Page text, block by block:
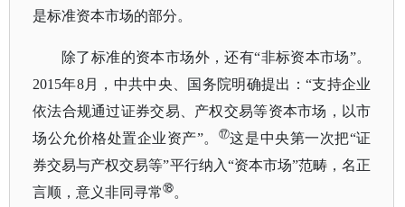
是标准资本市场的部分。
除了标准的资本市场外，还有“非标资本市场”。
2015年8月，中共中央、国务院明确提出：“支持企业
依法合规通过证券交易、产权交易等资本市场，以市
场公允价格处置企业资产”。
⑰这是中央第一次把“证
券交易与产权交易等”平行纳入“资本市场”范畴，名正
言顺，意义非同寻常⑱。